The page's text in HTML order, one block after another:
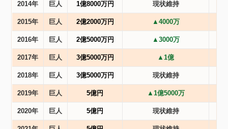
2014年 巨人 1億8000万円 現状維持
2015年 巨人 2億2000万円 ▲4000万
2016年 巨人 2億5000万円 ▲3000万
2017年 巨人 3億5000万円 ▲1億
2018年 巨人 3億5000万円 現状維持
2019年 巨人 5億円 ▲1億5000万
2020年 巨人 5億円 現状維持